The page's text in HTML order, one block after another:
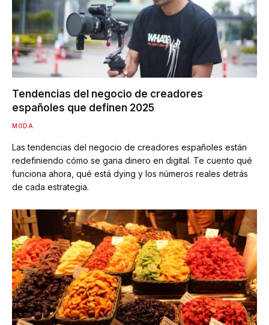
Tendencias del negocio de creadores
españoles que definen 2025
MODA
Las tendencias del negocio de creadores españoles están
redefiniendo cómo se gana dinero en digital. Te cuento qué
funciona ahora, qué está dying y los números reales detrás
de cada estrategia.